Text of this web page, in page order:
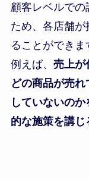
顧客レベルで
ため、各店舗
ることができま
例えば、 売上が
どの商品が売
していないの
的な施策を講じ